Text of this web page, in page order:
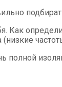
Как
(низкие
полной